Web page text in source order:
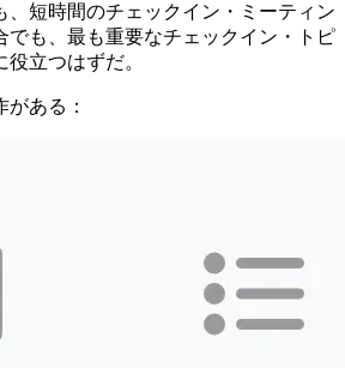
、短時間のチェックイン・ミーティン
でも、最も重要なチェックイン・トピ
立つはずだ。
ある：